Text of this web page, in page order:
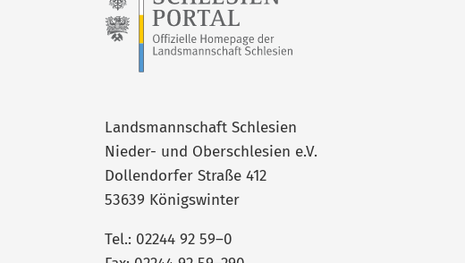
Landsmannschaft Schlesien
Nieder- und Oberschlesien e.V.
Dollendorfer Straße 412
53639 Königswinter
Tel.: 02244 92 59–0